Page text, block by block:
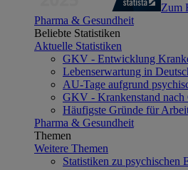
Zum
Pharma & Gesundheit
Beliebte Statistiken
Aktuelle Statistiken
GKV - Entwicklung
Lebenserwartung in
AU-Tage aufgrund
GKV - Krankenstand nach
Häufigste Gründe für
Pharma & Gesundheit
Themen
Weitere Themen
Statistiken zu psychischen